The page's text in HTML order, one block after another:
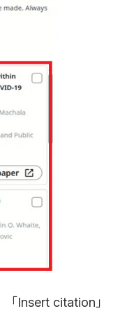
Insert citation」